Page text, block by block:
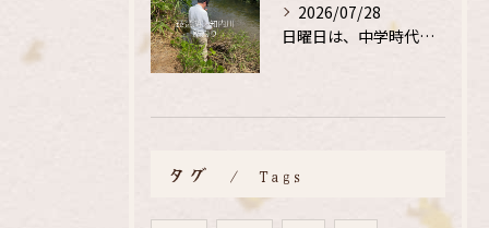
2026/07/28
日曜日は、中学時代の、同級生と鮎釣り
タグ Tags